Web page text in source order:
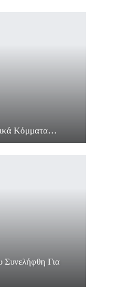
Κόμματα…
Συνελήφθη Για